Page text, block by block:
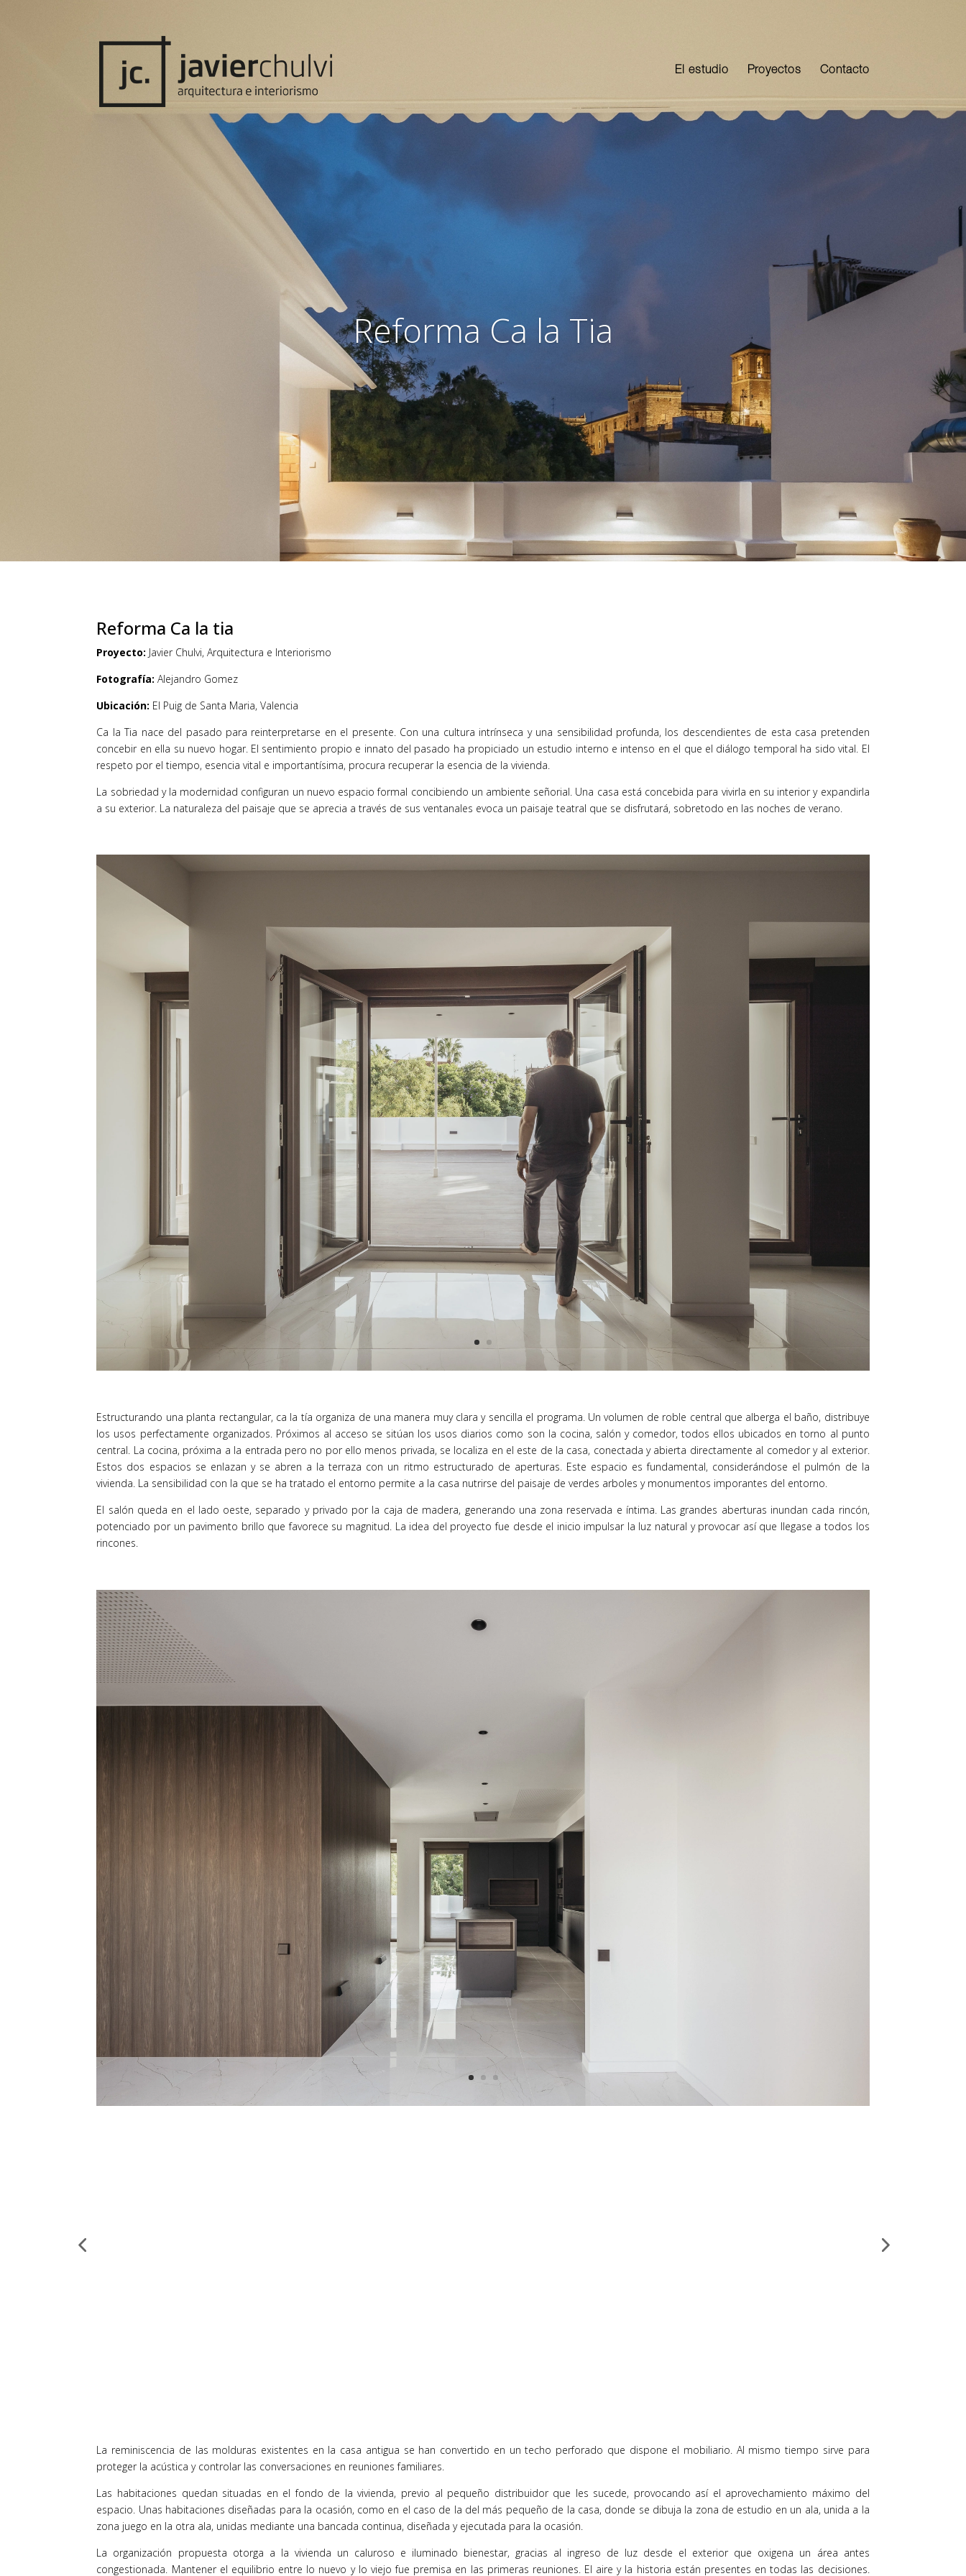
El estudio Proyectos Contacto
Reforma Ca la Tia
Reforma Ca la tia
Proyecto: Javier Chulvi, Arquitectura e Interiorismo
Fotografía: Alejandro Gomez
Ubicación: El Puig de Santa Maria, Valencia
Ca la Tia nace del pasado para reinterpretarse en el presente. Con una cultura intrínseca y una sensibilidad profunda, los descendientes de esta casa pretenden
concebir en ella su nuevo hogar. El sentimiento propio e innato del pasado ha propiciado un estudio interno e intenso en el que el diálogo temporal ha sido vital. El
respeto por el tiempo, esencia vital e importantísima, procura recuperar la esencia de la vivienda.
La sobriedad y la modernidad configuran un nuevo espacio formal concibiendo un ambiente señorial. Una casa está concebida para vivirla en su interior y expandirla
a su exterior. La naturaleza del paisaje que se aprecia a través de sus ventanales evoca un paisaje teatral que se disfrutará, sobretodo en las noches de verano.
Estructurando una planta rectangular, ca la tía organiza de una manera muy clara y sencilla el programa. Un volumen de roble central que alberga el baño, distribuye
los usos perfectamente organizados. Próximos al acceso se sitúan los usos diarios como son la cocina, salón y comedor, todos ellos ubicados en torno al punto
central. La cocina, próxima a la entrada pero no por ello menos privada, se localiza en el este de la casa, conectada y abierta directamente al comedor y al exterior.
Estos dos espacios se enlazan y se abren a la terraza con un ritmo estructurado de aperturas. Este espacio es fundamental, considerándose el pulmón de la
vivienda. La sensibilidad con la que se ha tratado el entorno permite a la casa nutrirse del paisaje de verdes arboles y monumentos imporantes del entorno.
El salón queda en el lado oeste, separado y privado por la caja de madera, generando una zona reservada e íntima. Las grandes aberturas inundan cada rincón,
potenciado por un pavimento brillo que favorece su magnitud. La idea del proyecto fue desde el inicio impulsar la luz natural y provocar así que llegase a todos los
rincones.
La reminiscencia de las molduras existentes en la casa antigua se han convertido en un techo perforado que dispone el mobiliario. Al mismo tiempo sirve para
proteger la acústica y controlar las conversaciones en reuniones familiares.
Las habitaciones quedan situadas en el fondo de la vivienda, previo al pequeño distribuidor que les sucede, provocando así el aprovechamiento máximo del
espacio. Unas habitaciones diseñadas para la ocasión, como en el caso de la del más pequeño de la casa, donde se dibuja la zona de estudio en un ala, unida a la
zona juego en la otra ala, unidas mediante una bancada continua, diseñada y ejecutada para la ocasión.
La organización propuesta otorga a la vivienda un caluroso e iluminado bienestar, gracias al ingreso de luz desde el exterior que oxigena un área antes
congestionada. Mantener el equilibrio entre lo nuevo y lo viejo fue premisa en las primeras reuniones. El aire y la historia están presentes en todas las decisiones.